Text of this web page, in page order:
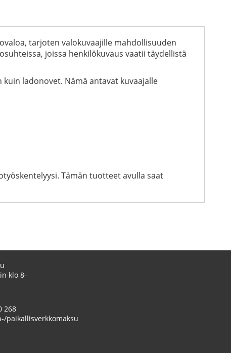
tarjoten valokuvaajille mahdollisuuden
joissa henkilökuvaus vaatii täydellistä
ladonovet. Nämä antavat kuvaajalle
Tämän tuotteet avulla saat
klo 8-
268
paikallisverkkomaksu